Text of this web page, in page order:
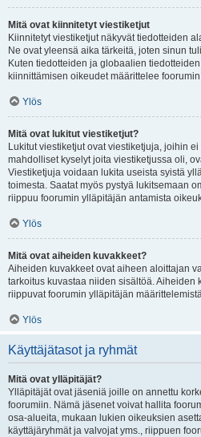
Mitä ovat kiinnitetyt viestiketjut
Kiinnitetyt viestiketjut näkyvät tiedotteiden
Ne ovat yleensä aika tärkeitä, joten sinun
Kuten tiedotteiden ja globaalien
kiinnittämisen oikeudet määrittelee
Ylös
Mitä ovat lukitut viestiketjut?
Lukitut viestiketjut ovat viestiketjuja, joihin
mahdolliset kyselyt joita viestiketjussa oli,
Viestiketjuja voidaan lukita useista syistä
toimesta. Saatat myös pystyä lukitsemaan
riippuu foorumin ylläpitäjän antamista
Ylös
Mitä ovat aiheiden kuvakkeet?
Aiheiden kuvakkeet ovat aiheen aloittajan
tarkoitus kuvastaa niiden sisältöä. Aiheiden
riippuvat foorumin ylläpitäjän
Ylös
Käyttäjätasot ja ryhmät
Mitä ovat ylläpitäjät?
Ylläpitäjät ovat jäseniä joille on annettu
foorumiin. Nämä jäsenet voivat hallita
osa-alueita, mukaan lukien oikeuksien
käyttäjäryhmät ja valvojat yms., riippuen